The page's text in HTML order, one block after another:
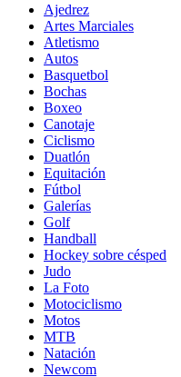
Ajedrez
Artes Marciales
Atletismo
Autos
Basquetbol
Bochas
Boxeo
Canotaje
Ciclismo
Duatlón
Equitación
Fútbol
Galerías
Golf
Handball
Hockey sobre césped
Judo
La Foto
Motociclismo
Motos
MTB
Natación
Newcom